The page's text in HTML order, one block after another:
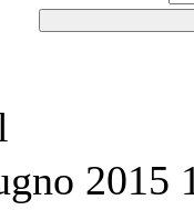
2015